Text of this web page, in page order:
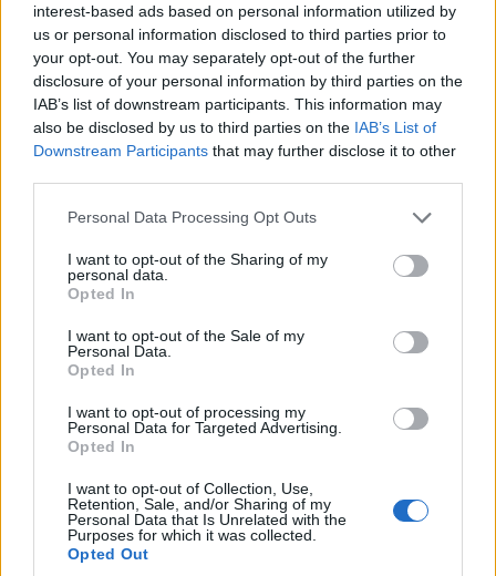
interest-based ads based on personal information utilized by
us or personal information disclosed to third parties prior to
your opt-out. You may separately opt-out of the further
disclosure of your personal information by third parties on the
IAB’s list of downstream participants. This information may
also be disclosed by us to third parties on the IAB’s List of
Downstream Participants that may further disclose it to other
Please note that this website/app uses one or more Google
not limited to your visit or usage behaviour. You may click to
grant or deny consent to Google and its third-party tags to
use your data for below specified purposes in below Google
consent section.
Personal Data Processing Opt Outs
I want to opt-out of the Sharing of my
personal data.
Opted In
I want to opt-out of the Sale of my
Personal Data.
Opted In
I want to opt-out of processing my
Personal Data for Targeted Advertising.
Opted In
I want to opt-out of Collection, Use,
Retention, Sale, and/or Sharing of my
Personal Data that Is Unrelated with the
Purposes for which it was collected.
Opted Out
ΚΟΣΜΟΣ
Βόρεια Κορέα: Σούπα με κρέας σκύλου και
προπαγάνδα εν μέσω καύσωνα
8/08/2026 - 11:36πμ
ΚΟΣΜΟΣ